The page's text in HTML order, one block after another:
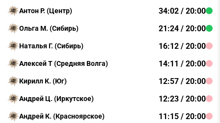
Антон Р. (Центр) 34:02 / 20:00
Ольга М. (Сибирь) 21:24 / 20:00
Наталья Г. (Сибирь) 16:12 / 20:00
Алексей Т (Средняя Волга) 14:11 / 20:00
Кирилл К. (Юг) 12:57 / 20:00
Андрей Ц. (Иркутское) 12:23 / 20:00
Андрей К. (Красноярское) 11:15 / 20:00